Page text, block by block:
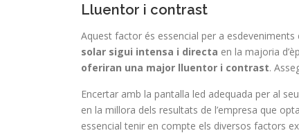
Lluentor i contrast
Aquest factor és essencial per a esdeveniments
solar sigui intensa i directa en la majoria
oferiran una major lluentor i contrast.
Encertar amb la pantalla led adequada per al
en la millora dels resultats de l’empresa que
essencial tenir en compte els diversos factors